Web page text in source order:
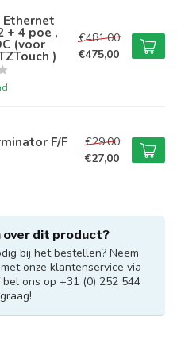
Ethernet
+ 4 poe ,
(voor
)
€481,00
€475,00
F/F
€29,00
€27,00
over dit product?
bij het bestellen? Neem
onze klantenservice via
ons op +31 (0) 252 544